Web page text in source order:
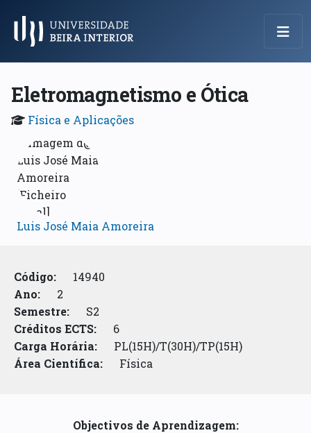
Menu Principal
Eletromagnetismo e Ótica
Física e Aplicações
Luis José Maia Amoreira
Código:
14940
Ano:
2
Semestre:
S2
Créditos ECTS:
6
Carga Horária:
PL(15H)/T(30H)/TP(15H)
Área Científica:
Física
Objectivos de Aprendizagem: